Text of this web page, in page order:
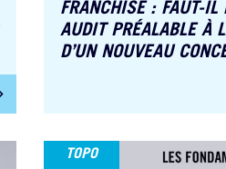
FRANCHISE : FAUT-IL
AUDIT PRÉALABLE À
D’UN NOUVEAU
TOPO